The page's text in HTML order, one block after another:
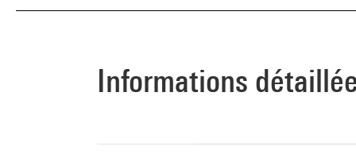
Informations